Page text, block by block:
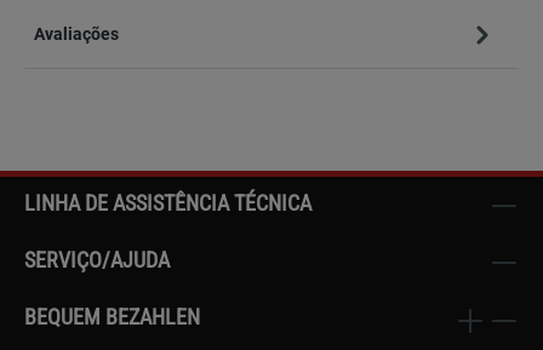
Avaliações
LINHA DE ASSISTÊNCIA TÉCNICA
SERVIÇO/AJUDA
BEQUEM BEZAHLEN